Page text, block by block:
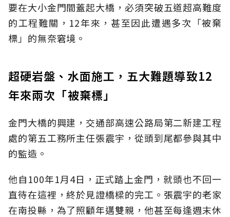
要在大小金門間蓋起大橋，必須突破五道超高難度
的工程難關，12年來，甚至因此遭遇多次「被棄
標」的無奈窘境。
超硬岩盤、水面施工，五大難題導致12
年來兩次「被棄標」
金門大橋的興建，交通部高速公路局第二新建工程
處的第五工務所主任張震宇，從頭到尾都參與其中
的監造。
他自100年1月4日，正式踏上金門，就頭也不回一
直待在這裡，終於見證橋樑的完工。張震宇的老家
在南投縣，為了照顧年邁雙親，他甚至每逢週末休